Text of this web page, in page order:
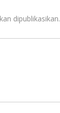
dipublikasikan.